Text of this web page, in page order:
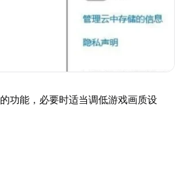
功能，必要时适当调低游戏画质设